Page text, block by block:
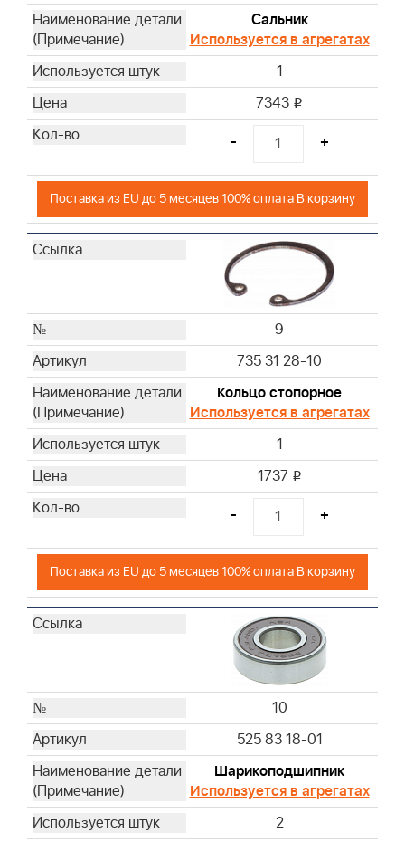
Сальник
Используется в агрегатах
1
7343 i
- +
Поставка из EU до 5 месяцев 100% оплата В корзину
9
735 31 28-10
Кольцо стопорное
Используется в агрегатах
1
1737 i
- +
Поставка из EU до 5 месяцев 100% оплата В корзину
10
525 83 18-01
Шарикоподшипник
Используется в агрегатах
2